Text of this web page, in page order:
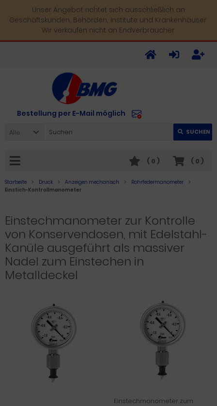
Unser Angebot richtet sich ausschließlich an
Geschäftskunden, Behörden, Institute und Krankenhäuser.
Wir verkaufen nicht an Endverbraucher.
Bestellung per E-Mail möglich
Alle SUCHEN
( 0 )
( 0 )
Startseite Druck Anzeigen mechanisch
Rohrfedermanometer
Einstich-Kontrollmanometer
Einstechmanometer zur Kontrolle
von Konservendosen, mit Edelstahl-
Kanüle ausgeführt als massiver
Nadel zum Einstechen in
Metalldeckel
Einstechmanometer zum